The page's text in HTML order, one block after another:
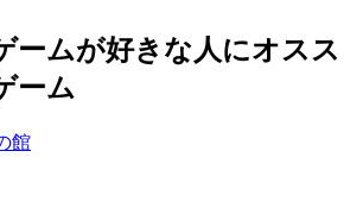
ームが好きな人にオスス
ーム